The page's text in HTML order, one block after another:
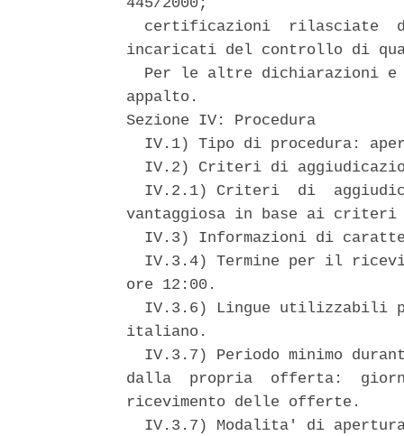
445/2000;
certificazioni  rilasciate
incaricati del controllo di
Per le altre dichiarazioni
appalto.
Sezione IV: Procedura
IV.1) Tipo di procedura:
IV.2) Criteri di
IV.2.1) Criteri  di
vantaggiosa in base ai
IV.3) Informazioni di
IV.3.4) Termine per il
ore 12:00.
IV.3.6) Lingue utilizzabili
italiano.
IV.3.7) Periodo minimo
dalla  propria  offerta:
ricevimento delle offerte.
IV.3.7) Modalita' di